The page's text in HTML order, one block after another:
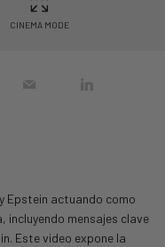
CINEMA MODE
Epstein actuando como
incluyendo mensajes clave
Este video expone la